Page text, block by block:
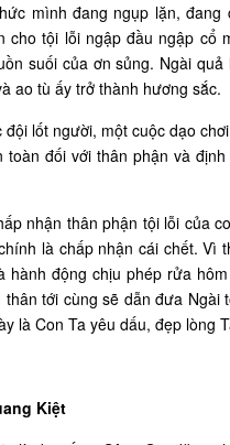
mình đang ngụp lặn,
cho tội lỗi ngập đầu ngập
suối của ơn sủng. Ngài
ao tù ấy trở thành hương sắc.
lốt người, một cuộc dạo
đối với thân phận và
nhận thân phận tội lỗi của
là chấp nhận cái chết. Vì
động chịu phép rửa
tới cùng sẽ dẫn đưa
là Con Ta yêu dấu, đẹp lòng
Kiệt